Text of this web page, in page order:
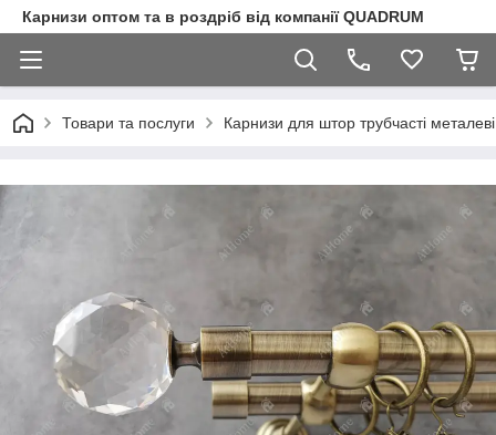
Карнизи оптом та в роздріб від компанії QUADRUM
Товари та послуги Карнизи для штор трубчасті металеві